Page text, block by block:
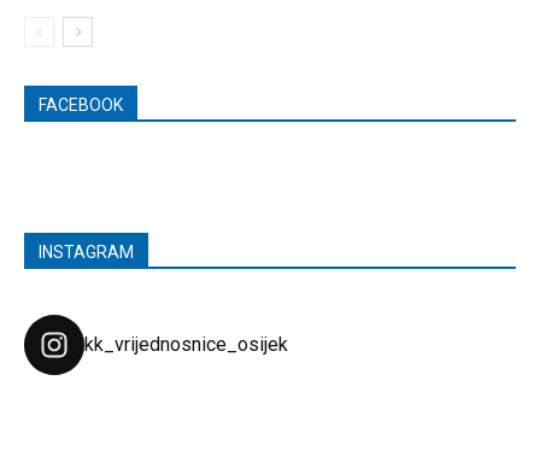
FACEBOOK
INSTAGRAM
kk_vrijednosnice_osijek